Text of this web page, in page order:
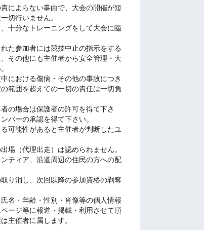
によらない事由で、大会の開催が短
切行いません。
十分なトレーニングをして大会に臨
た参加者には競技中止の指示をする
その他にも主催者から安全管理・大
における傷病・その他の事故につき
範囲を超えての一切の責任は一切負
の場合は保護者の許可を得て下さ
バーの承認を得て下さい。
可能性があると主催者が判断したユ
場（代理出走）は認められません。
ティア、沿道周辺の住民の方への配
消し、次回以降の参加資格の剥奪
名・年齢・性別・肖像等の個人情報
ージ等に報道・掲載・利用させて頂
主催者に属します。